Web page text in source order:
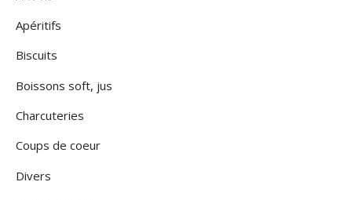
Apéritifs
Biscuits
Boissons soft, jus
Charcuteries
Coups de coeur
Divers